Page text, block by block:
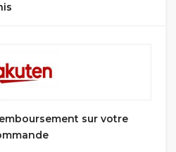
sur votre